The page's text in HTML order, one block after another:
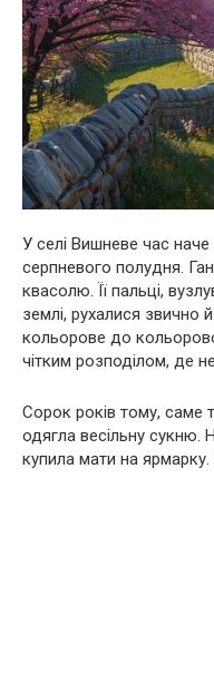
У селі Вишневе час наче
серпневого полудня.
квасолю. Її пальці,
землі, рухалися звично
кольорове до
чітким розподілом, де
Сорок років тому, саме
одягла весільну сукню.
купила мати на ярмарку.